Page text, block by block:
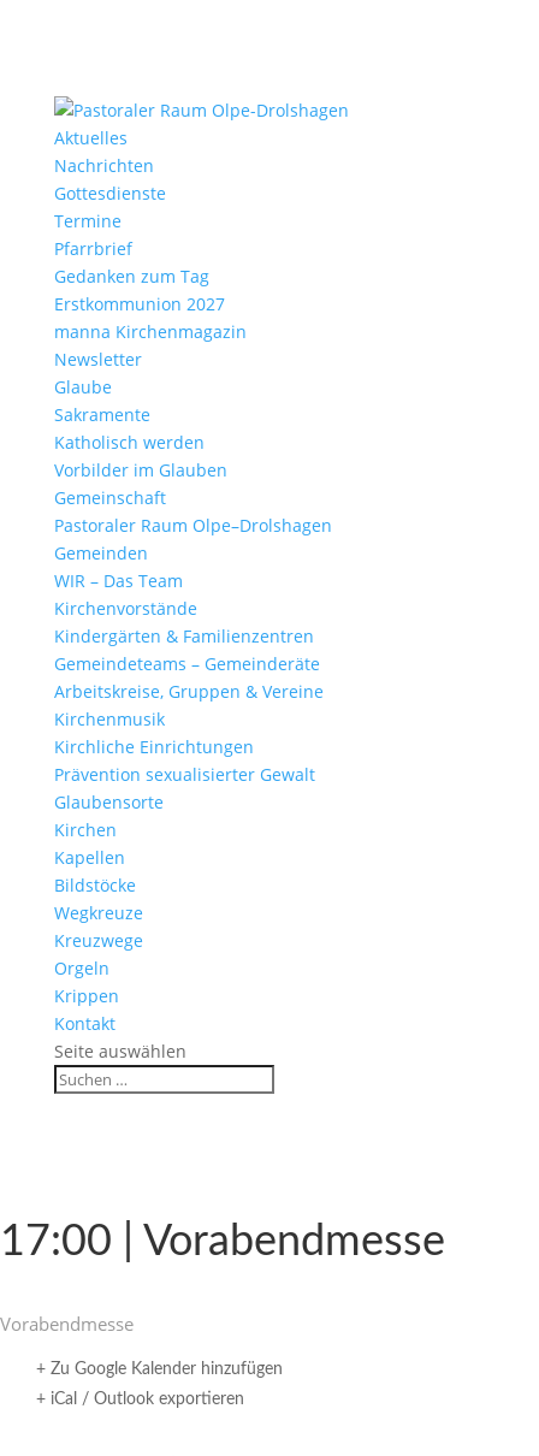
Aktu­elles
Nach­richten
Gottes­dienste
Termine
Pfarr­brief
Gedanken zum Tag
Erst­kom­mu­nion 2027
manna Kirchen­ma­gazin
News­letter
Glaube
Sakra­mente
Katho­lisch werden
Vorbilder im Glauben
Gemein­schaft
Pasto­raler Raum Olpe–Drolshagen
Gemeinden
WIR – Das Team
Kirchen­vor­stände
Kinder­gärten & Familienzentren
Gemein­de­teams – Gemeinderäte
Arbeits­kreise, Gruppen & Vereine
Kirchen­musik
Kirch­liche Einrichtungen
Präven­tion sexua­li­sierter Gewalt
Glau­ben­s­orte
Kirchen
Kapellen
Bild­stöcke
Wegkreuze
Kreuz­wege
Orgeln
Krippen
Kontakt
Seite auswählen
17:00 | Vorabendmesse
Vorabend­messe
+ Zu Google Kalender hinzufügen
+ iCal / Outlook exportieren